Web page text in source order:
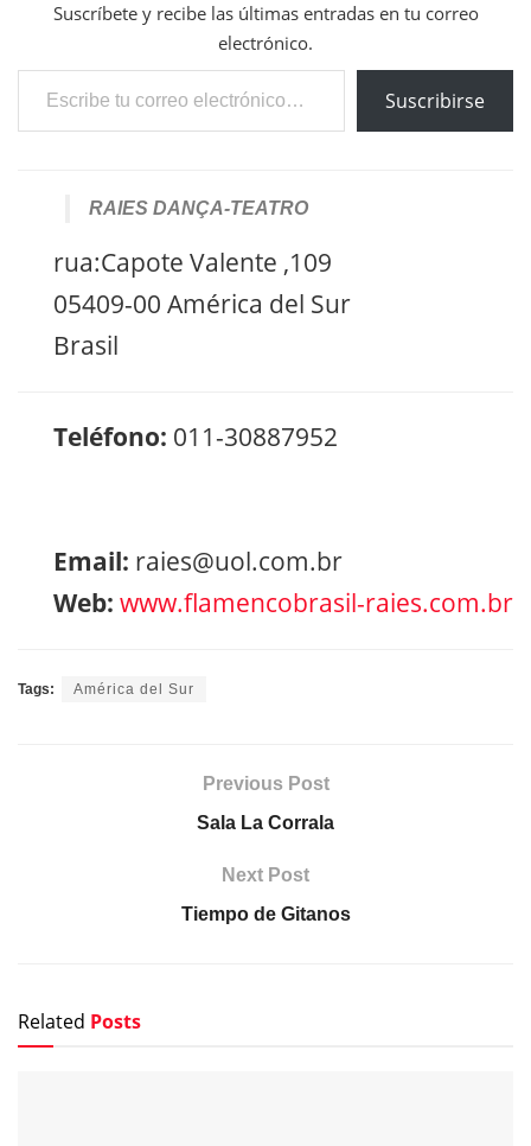
Suscríbete y recibe las últimas entradas en tu correo
electrónico.
Escribe tu correo electrónico…
Suscribirse
RAIES DANÇA-TEATRO
rua:Capote Valente ,109
05409-00 América del Sur
Brasil
Teléfono: 011-30887952
Email: raies@uol.com.br
Web: www.flamencobrasil-raies.com.br
Tags: América del Sur
Previous Post
Sala La Corrala
Next Post
Tiempo de Gitanos
Related Posts